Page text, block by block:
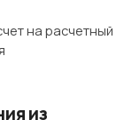
на расчетный
из